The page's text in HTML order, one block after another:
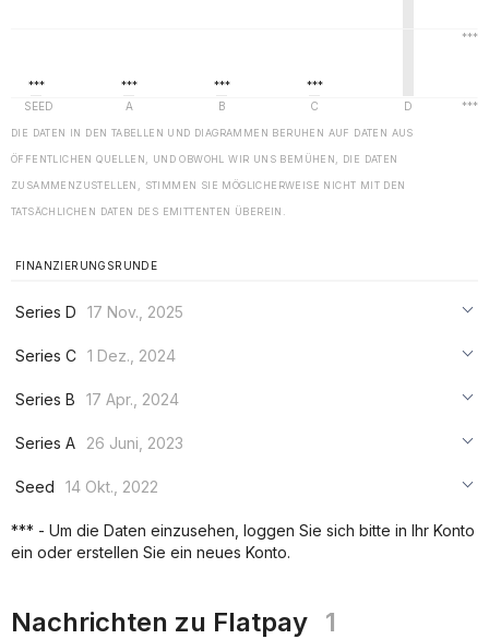
DIE DATEN IN DEN TABELLEN UND DIAGRAMMEN BERUHEN AUF DATEN AUS
ÖFFENTLICHEN QUELLEN, UND OBWOHL WIR UNS BEMÜHEN, DIE DATEN
ZUSAMMENZUSTELLEN, STIMMEN SIE MÖGLICHERWEISE NICHT MIT DEN
TATSÄCHLICHEN DATEN DES EMITTENTEN ÜBEREIN.
FINANZIERUNGSRUNDE
Series D
17 Nov., 2025
***
Series C 1 Dez., 2024
***
Series B
17 Apr., 2024
***
Series A
26 Juni, 2023
***
Seed
14 Okt., 2022
***
*** - Um die Daten einzusehen, loggen Sie sich bitte in Ihr Konto
ein oder erstellen Sie ein neues Konto.
Nachrichten zu Flatpay 1